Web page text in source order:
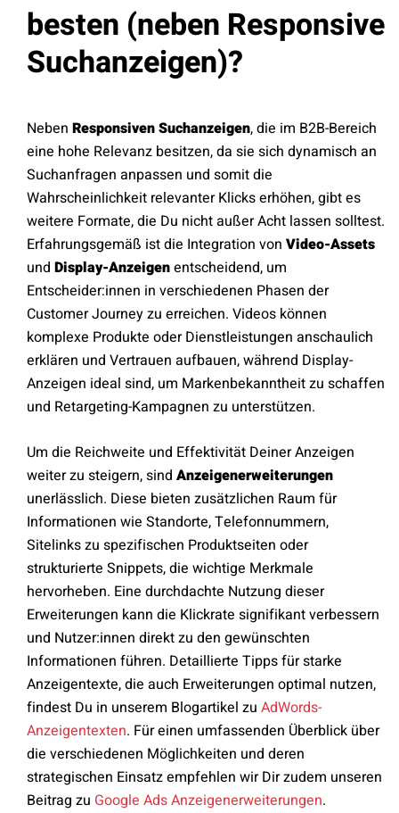
besten (neben Responsive
Suchanzeigen)?
Neben Responsiven Suchanzeigen, die im B2B-Bereich
eine hohe Relevanz besitzen, da sie sich dynamisch an
Suchanfragen anpassen und somit die
Wahrscheinlichkeit relevanter Klicks erhöhen, gibt es
weitere Formate, die Du nicht außer Acht lassen solltest.
Erfahrungsgemäß ist die Integration von Video-Assets
und Display-Anzeigenentscheidend, um
Entscheider:innen in verschiedenen Phasen der
Customer Journey zu erreichen. Videos können
komplexe Produkte oder Dienstleistungen anschaulich
erklären und Vertrauen aufbauen, während Display-
Anzeigen ideal sind, um Markenbekanntheit zu schaffen
und Retargeting-Kampagnen zu unterstützen.
Um die Reichweite und Effektivität Deiner Anzeigen
weiter zu steigern, sind Anzeigenerweiterungen
unerlässlich. Diese bieten zusätzlichen Raum für
Informationen wie Standorte, Telefonnummern,
Sitelinks zu spezifischen Produktseiten oder
strukturierte Snippets, die wichtige Merkmale
hervorheben. Eine durchdachte Nutzung dieser
Erweiterungen kann die Klickrate signifikant verbessern
und Nutzer:innen direkt zu den gewünschten
Informationen führen. Detaillierte Tipps für starke
Anzeigentexte, die auch Erweiterungen optimal nutzen,
findest Du in unserem Blogartikel zu AdWords-
Anzeigentexten. Für einen umfassenden Überblick über
die verschiedenen Möglichkeiten und deren
strategischen Einsatz empfehlen wir Dir zudem unseren
Beitrag zu Google Ads Anzeigenerweiterungen.